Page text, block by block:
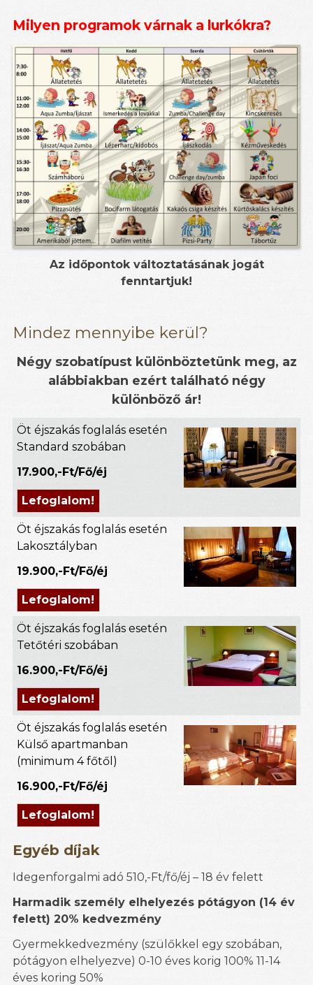
Milyen programok várnak a lurkókra?
Az időpontok változtatásának jogát
fenntartjuk!
Mindez mennyibe kerül?
Négy szobatípust különböztetünk meg, az
alábbiakban ezért található négy
különböző ár!
Öt éjszakás foglalás esetén
Standard szobában
17.900,-Ft/Fő/éj
Lefoglalom!
Öt éjszakás foglalás esetén
Lakosztályban
19.900,-Ft/Fő/éj
Lefoglalom!
Öt éjszakás foglalás esetén
Tetőtéri szobában
16.900,-Ft/Fő/éj
Lefoglalom!
Öt éjszakás foglalás esetén
Külső apartmanban
(minimum 4 főtől)
16.900,-Ft/Fő/éj
Lefoglalom!
Egyéb díjak
Idegenforgalmi adó 510,-Ft/fő/éj – 18 év felett
Harmadik személy elhelyezés pótágyon (14 év
felett) 20% kedvezmény
Gyermekkedvezmény (szülőkkel egy szobában,
pótágyon elhelyezve) 0-10 éves korig 100% 11-14
éves koring 50%